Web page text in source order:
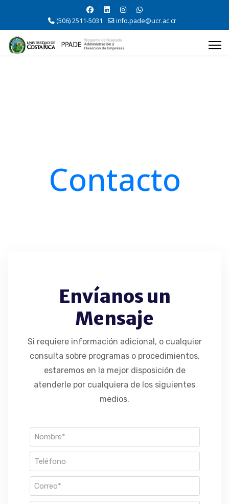
(506) 2511-5031 info.pade@ucr.ac.cr
Contacto
Envíanos un
Mensaje
Si requiere información adicional, o cualquier
consulta sobre programas o procedimientos,
estaremos en la mejor disposición de
atenderle por cualquiera de los siguientes
medios.